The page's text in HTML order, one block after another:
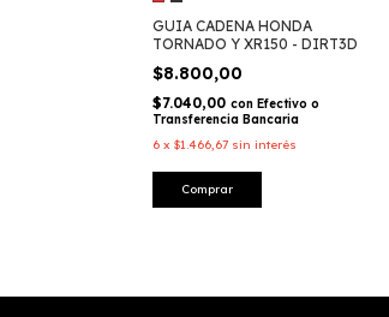
GUIA CADENA HONDA
TORNADO Y XR150 - DIRT3D
$8.800,00
$7.040,00 con Efectivo o
Transferencia Bancaria
6 x $1.466,67 sin interés
Comprar